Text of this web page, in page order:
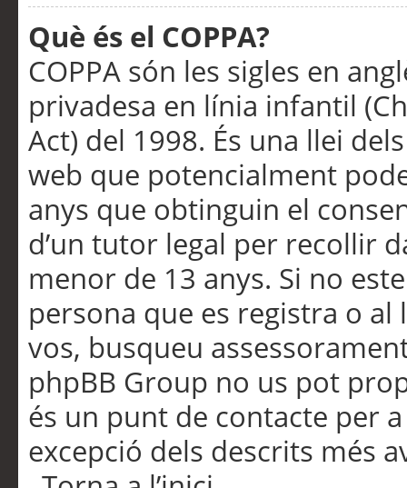
Què és el COPPA?
COPPA són les sigles en
privadesa en línia infantil
Act) del 1998. És una llei
web que potencialment
anys que obtinguin el
d’un tutor legal per recollir
menor de 13 anys. Si no
persona que es registra o
vos, busqueu
phpBB Group no us pot
és un punt de contacte per
excepció dels descrits més